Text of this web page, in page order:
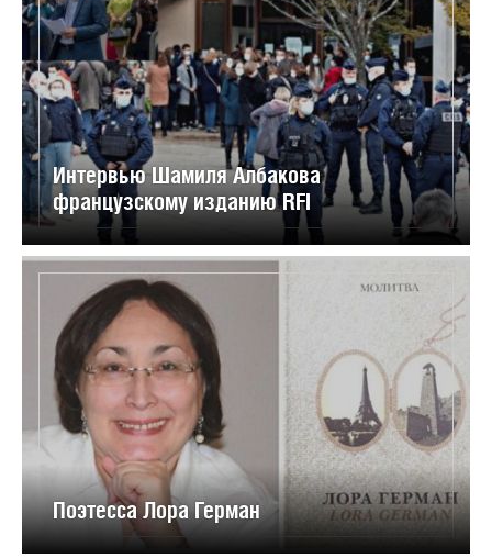
Интервью Шамиля Албакова
французскому изданию RFI
Поэтесса Лора Герман